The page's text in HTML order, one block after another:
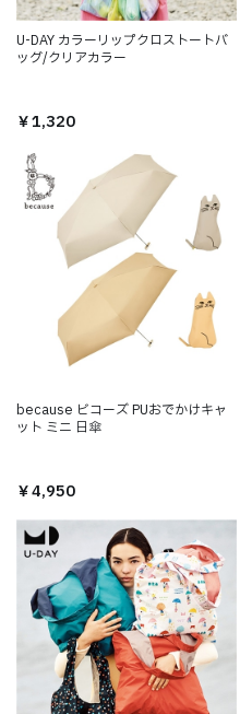
U-DAY カラーリップクロストートバ
ッグ/クリアカラー
￥1,320
because ビコーズ PUおでかけキャ
ット ミニ 日傘
￥4,950